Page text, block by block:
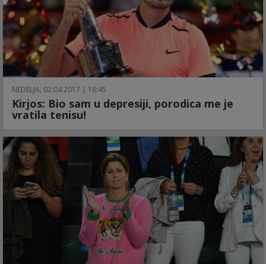
NEDELJA, 02.04.2017 | 18:45
Kirjos: Bio sam u depresiji, porodica me je
vratila tenisu!